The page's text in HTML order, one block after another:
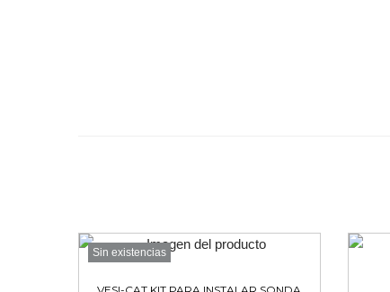
Sin existencias
VESI-CAT KIT PARA INSTALAR SONDA